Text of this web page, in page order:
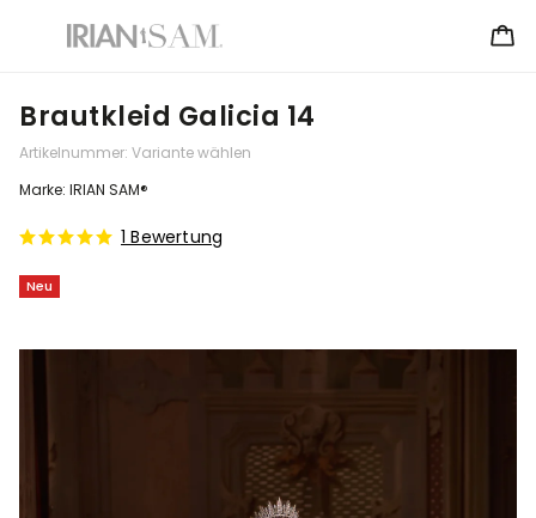
Brautkleid Galicia 14
Artikelnummer: Variante wählen
Neu
1 Bewertung
Marke: IRIAN SAM®